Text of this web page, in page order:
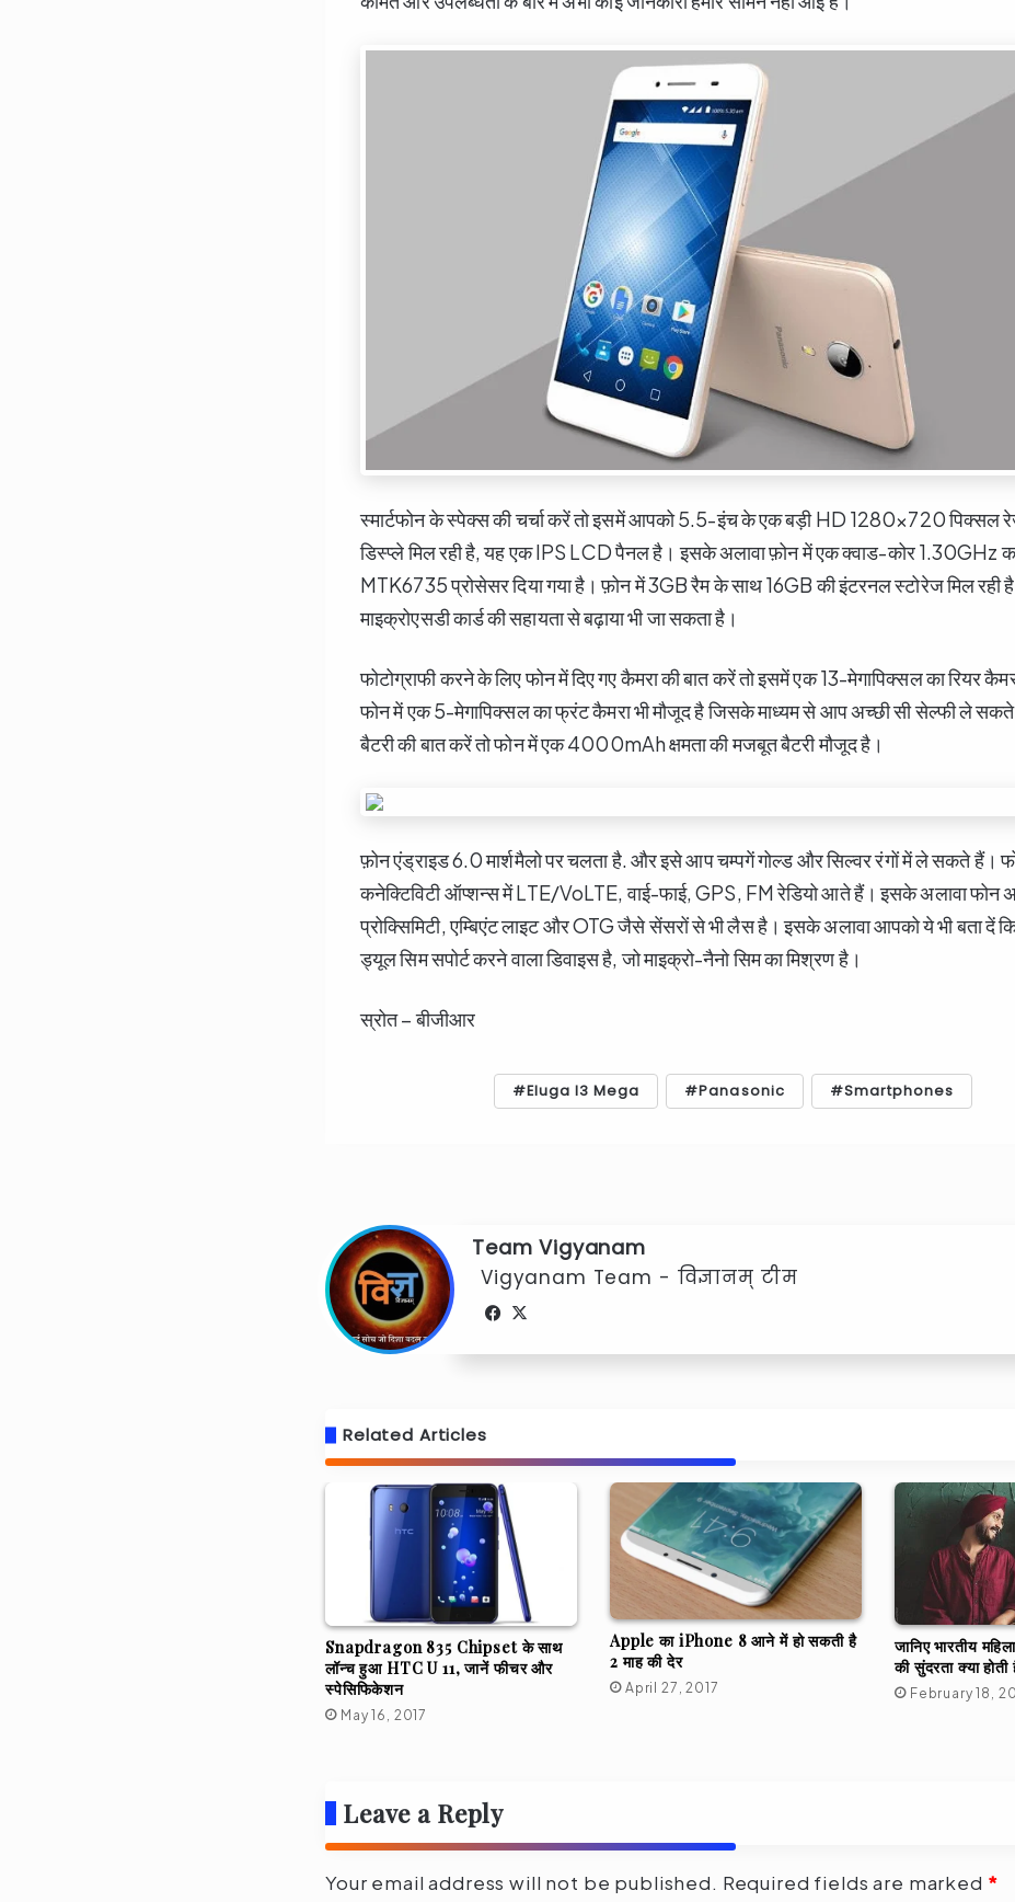
स्मार्टफोन के स्पेक्स की चर्चा करें तो इसमें आपको 5.5-इंच के एक बड़ी HD 1280×720 पिक्सल
डिस्प्ले मिल रही है, यह एक IPS LCD पैनल है। इसके अलावा फ़ोन में एक क्वाड-कोर 1.30GHz
MTK6735 प्रोसेसर दिया गया है। फ़ोन में 3GB रैम के साथ 16GB की इंटरनल स्टोरेज मिल रही
माइक्रोएसडी कार्ड की सहायता से बढ़ाया भी जा सकता है।
फोटोग्राफी करने के लिए फोन में दिए गए कैमरा की बात करें तो इसमें एक 13-मेगापिक्सल का रियर
फोन में एक 5-मेगापिक्सल का फ्रंट कैमरा भी मौजूद है जिसके माध्यम से आप अच्छी सी सेल्फी ले
बैटरी की बात करें तो फोन में एक 4000mAh क्षमता की मजबूत बैटरी मौजूद है।
फ़ोन एंड्राइड 6.0 मार्शमैलो पर चलता है. और इसे आप चम्पगें गोल्ड और सिल्वर रंगों में ले सकते हैं।
कनेक्टिविटी ऑप्शन्स में LTE/VoLTE, वाई-फाई, GPS, FM रेडियो आते हैं। इसके अलावा फोन
प्रोक्सिमिटी, एम्बिएंट लाइट और OTG जैसे सेंसरों से भी लैस है। इसके अलावा आपको ये भी बता दें
ड्यूल सिम सपोर्ट करने वाला डिवाइस है, जो माइक्रो-नैनो सिम का मिश्रण है।
स्रोत – बीजीआर
Eluga I3 Mega Panasonic Smartphones
Team Vigyanam
Vigyanam Team - विज्ञानम् टीम
Facebook
Related Articles
Snapdragon 835 Chipset के साथ
लॉन्च हुआ HTC U 11, जानें फीचर और
स्पेसिफिकेशन
May 16, 2017
Apple का iPhone 8 आने में हो सकती है
2 माह की देर
April 27, 2017
जानिए भारतीय
की सुंदरता क्या
February 18,
Leave a Reply
Your email address will not be published. Required fields are marked *